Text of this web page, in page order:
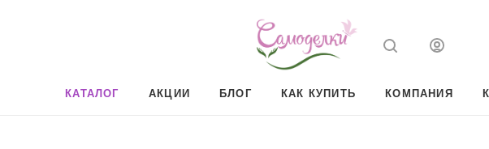
КАТАЛОГ АКЦИИ БЛОГ КАК КУПИТЬ КОМПАНИЯ